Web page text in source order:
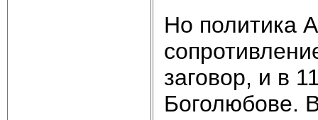
Но политика
заговор, и в
Боголюбове.